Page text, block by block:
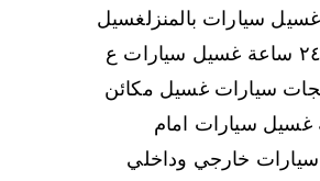
سيارات بالمنزلغسيل
سيارات متنقل ٢٤ ساعة غسيل سيارات ع
سيارات غسيل مكائن
غسيل سيارات امام
خارجي وداخلي